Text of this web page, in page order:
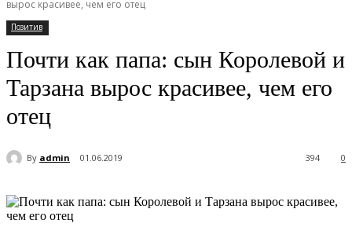
вырос красивее, чем его отец
Позитив
Почти как папа: сын Королевой и
Тарзана вырос красивее, чем его
отец
By admin 01.06.2019 0
394